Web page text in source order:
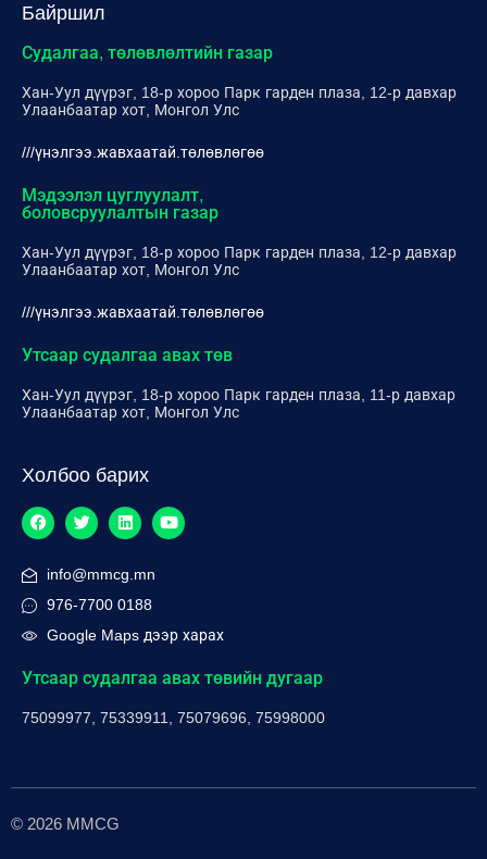
Байршил
Судалгаа, төлөвлөлтийн газар
Хан-Уул дүүрэг, 18-р хороо Парк гарден плаза, 12-р давхар
Улаанбаатар хот, Монгол Улс
///үнэлгээ.жавхаатай.төлөвлөгөө
Мэдээлэл цуглуулалт,
боловсруулалтын газар
Хан-Уул дүүрэг, 18-р хороо Парк гарден плаза, 12-р давхар
Улаанбаатар хот, Монгол Улс
///үнэлгээ.жавхаатай.төлөвлөгөө
Утсаар судалгаа авах төв
Хан-Уул дүүрэг, 18-р хороо Парк гарден плаза, 11-р давхар
Улаанбаатар хот, Монгол Улс
Холбоо барих
info@mmcg.mn
976-7700 0188
Google Maps дээр харах
Утсаар судалгаа авах төвийн дугаар
75099977, 75339911, 75079696, 75998000
© 2026 MMCG